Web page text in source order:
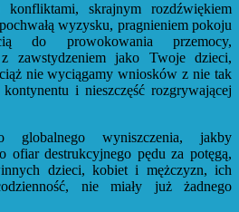
konfliktami, skrajnym rozdźwiękiem
wyzysku, pragnieniem pokoju
do prowokowania przemocy,
zawstydzeniem jako Twoje dzieci,
nie wyciągamy wniosków z nie tak
i nieszczęść rozgrywającej
globalnego wyniszczenia, jakby
ofiar destrukcyjnego pędu za potęgą,
dzieci, kobiet i mężczyzn, ich
nie miały już żadnego